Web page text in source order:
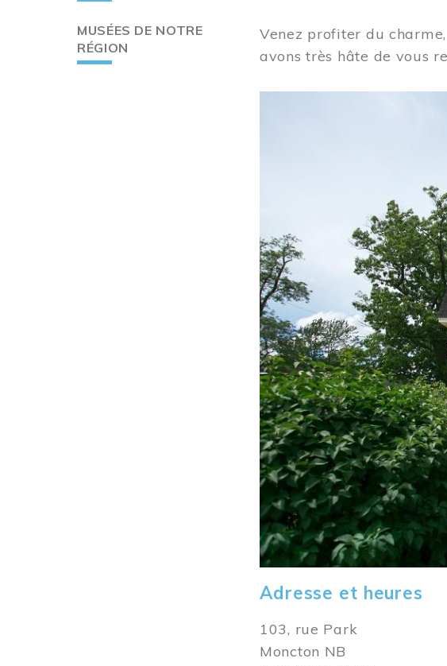
MUSÉES DE NOTRE
RÉGION
Venez profiter du
avons très hâte de vous
Adresse et heures
103, rue Park
Moncton NB